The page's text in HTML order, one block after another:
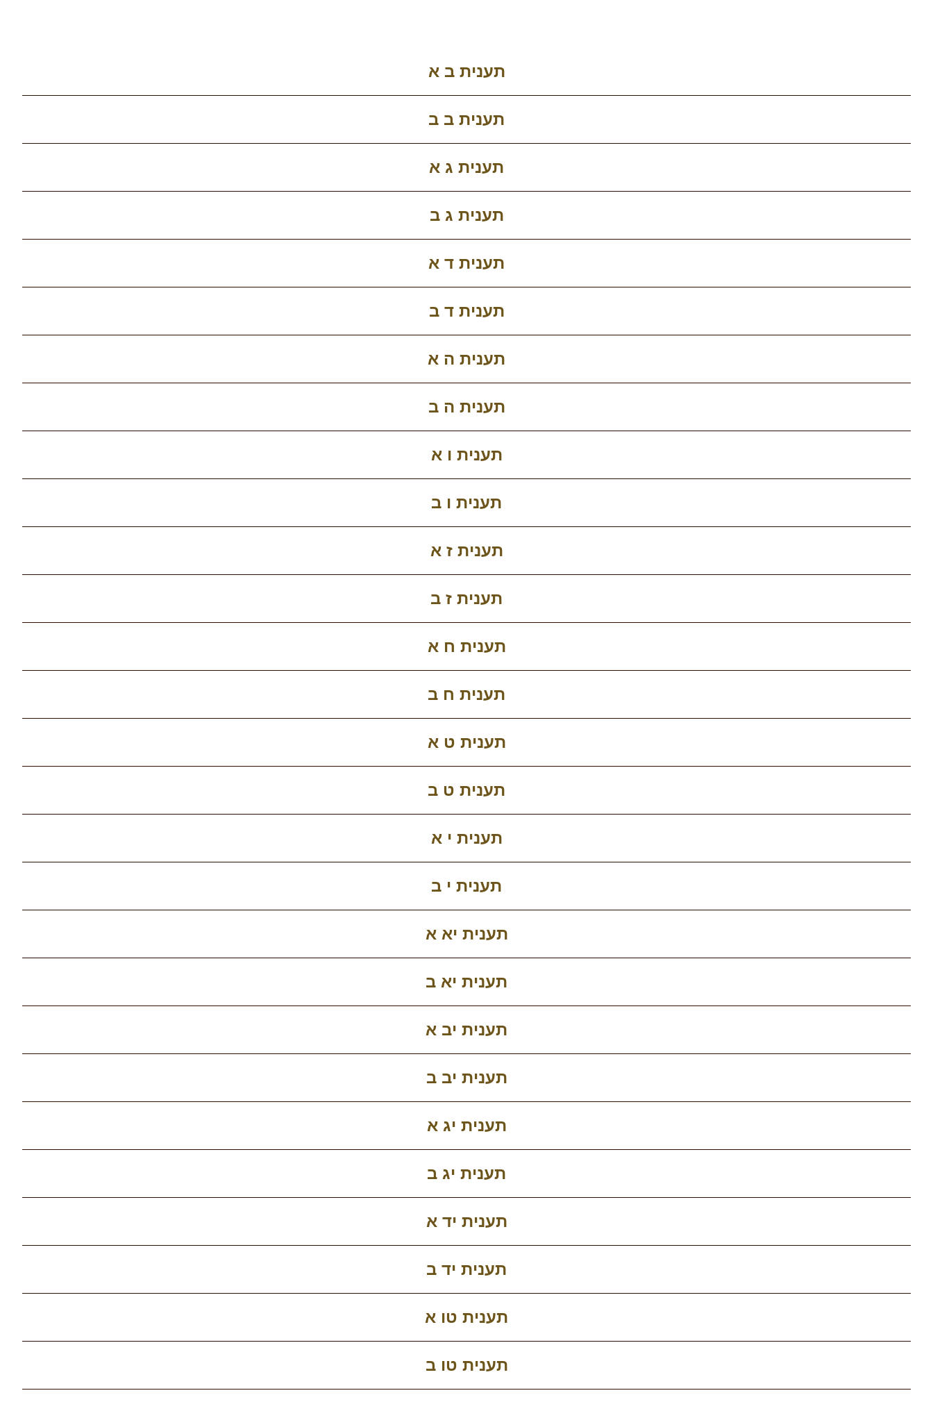
תענית ב א
תענית ב ב
תענית ג א
תענית ג ב
תענית ד א
תענית ד ב
תענית ה א
תענית ה ב
תענית ו א
תענית ו ב
תענית ז א
תענית ז ב
תענית ח א
תענית ח ב
תענית ט א
תענית ט ב
תענית י א
תענית י ב
תענית יא א
תענית יא ב
תענית יב א
תענית יב ב
תענית יג א
תענית יג ב
תענית יד א
תענית יד ב
תענית טו א
תענית טו ב